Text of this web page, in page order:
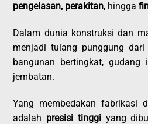
pengelasan, perakitan, hingga
Dalam dunia konstruksi dan
menjadi tulang punggung
bangunan bertingkat, gudang
jembatan.
Yang membedakan fabrikasi
adalah presisi tinggiyang